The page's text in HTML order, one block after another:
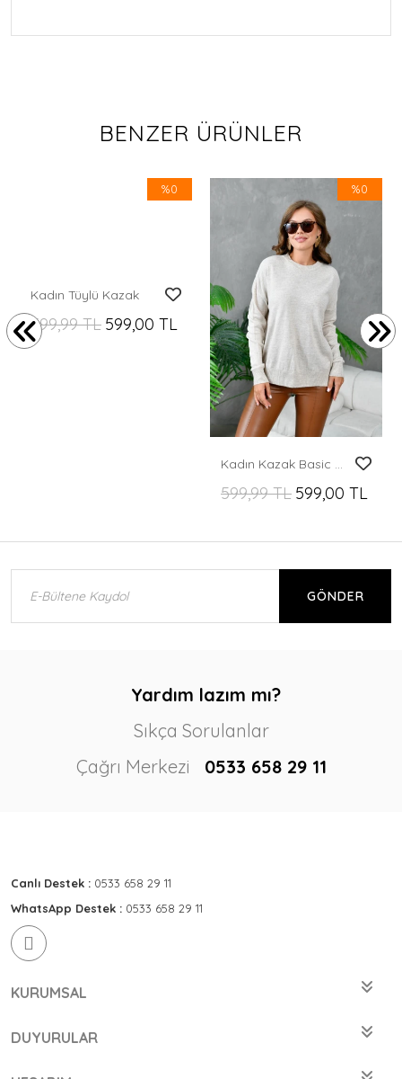
BENZER ÜRÜNLER
%0
Kadın Tüylü Kazak
599,99 TL 599,00 TL
%0
Kadın Kazak Basic Bisiklet Yaka Kazak Kadın Kazak Taş - 10245
599,99 TL 599,00 TL
GÖNDER
Yardım lazım mı?
Sıkça Sorulanlar
Çağrı Merkezi
0533 658 29 11
Canlı Destek : 0533 658 29 11
WhatsApp Destek : 0533 658 29 11
KURUMSAL
DUYURULAR